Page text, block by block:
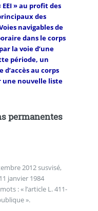
» au profit des
des
navigables de
dans le corps
la voie d’une
période, un
au corps
une nouvelle liste
permanentes
2012 susvisé,
janvier 1984
: « l’article L. 411-
».